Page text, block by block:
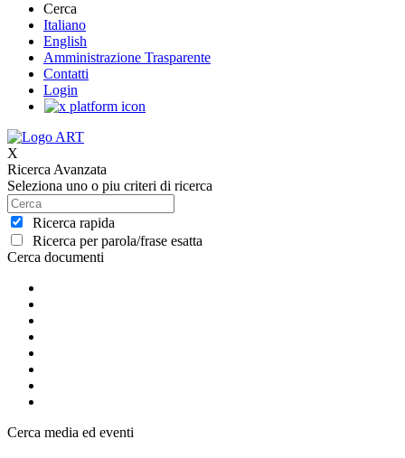
Cerca
Italiano
English
Amministrazione Trasparente
Contatti
Login
X
Ricerca Avanzata
Seleziona uno o piu criteri di ricerca
Ricerca rapida
Ricerca per parola/frase esatta
Cerca documenti
Cerca media ed eventi